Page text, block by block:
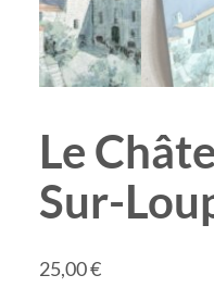
Le
Sur-
25,00€